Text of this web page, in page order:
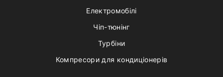
Електромобілі
Чіп-тюнінг
Турбіни
Компресори для кондиціонерів